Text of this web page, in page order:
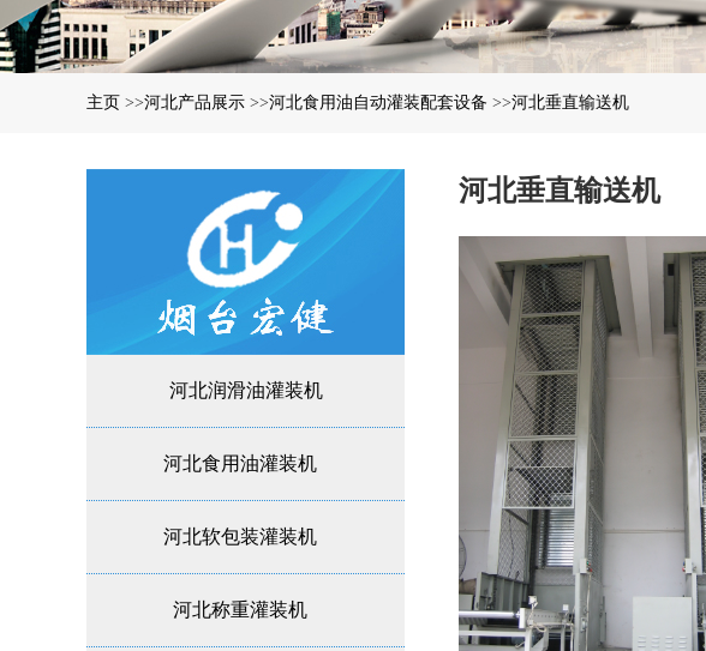
主页 >>河北产品展示 >>河北食用油自动灌装配套设备 >>河北垂直输送机
河北润滑油灌装机
河北食用油灌装机
河北软包装灌装机
河北称重灌装机
河北垂直输送机